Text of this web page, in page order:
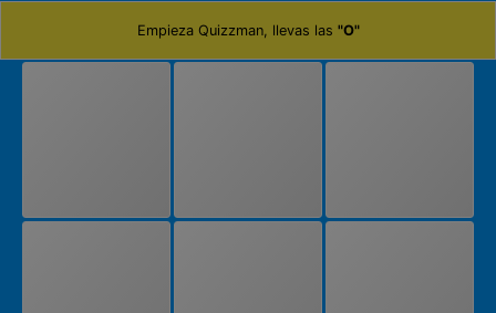
Empieza Quizzman, llevas las "O"